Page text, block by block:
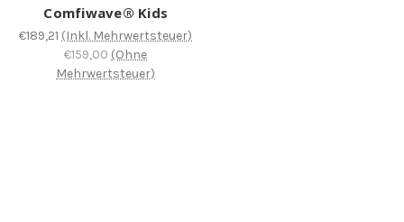
Comfiwave® Kids
€189,21 (Inkl. Mehrwertsteuer)
€159,00 (Ohne
Mehrwertsteuer)